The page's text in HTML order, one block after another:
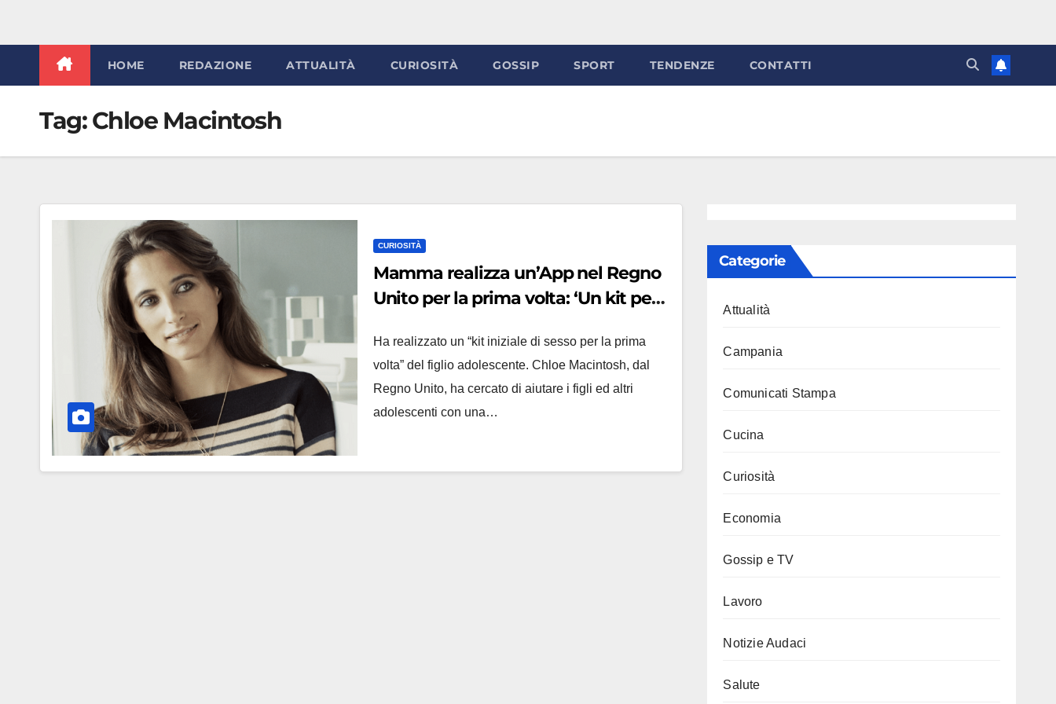
HOME REDAZIONE ATTUALITÀ CURIOSITÀ GOSSIP SPORT TENDENZE CONTATTI
Tag:Chloe Macintosh
CURIOSITÀ
Mamma realizza un’App nel Regno
Unito per la prima volta: ‘Un kit per
Ha realizzato un “kit iniziale di sesso per la prima
volta” del figlio adolescente. Chloe Macintosh, dal
Regno Unito, ha cercato di aiutare i figli ed altri
adolescenti con una…
Categorie
Attualità
Campania
Comunicati Stampa
Cucina
Curiosità
Economia
Gossip e TV
Lavoro
Notizie Audaci
Salute